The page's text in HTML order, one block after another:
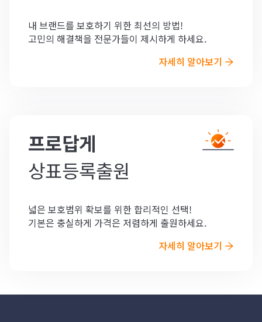
내 브랜드를 보호하기 위한 최선의 방법!
고민의 해결책을 전문가들이 제시하게 하세요.
자세히 알아보기
프로답게
상표등록출원
넓은 보호범위 확보를 위한 합리적인 선택!
기본은 충실하게 가격은 저렴하게 출원하세요.
자세히 알아보기